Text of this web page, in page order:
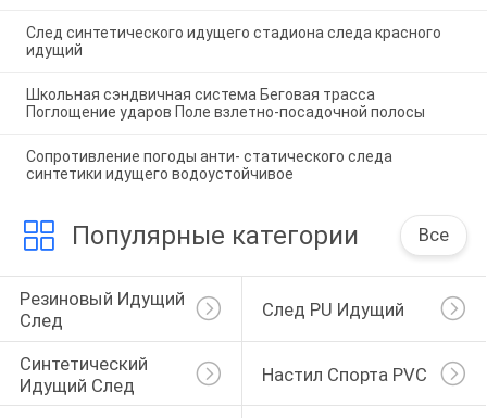
След синтетического идущего стадиона следа красного
идущий
Школьная сэндвичная система Беговая трасса
Поглощение ударов Поле взлетно-посадочной полосы
Сопротивление погоды анти- статического следа
синтетики идущего водоустойчивое
Популярные категории Все
Резиновый Идущий
След
След PU Идущий
Синтетический
Идущий След
Настил Спорта PVC